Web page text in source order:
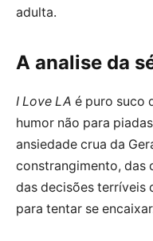
adulta.
A analise da
I Love LA é puro suco
humor não para
ansiedade crua da
constrangimento, das
das decisões terríveis
para tentar se